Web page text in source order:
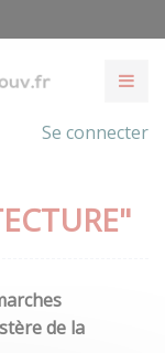
Se connecter
de la